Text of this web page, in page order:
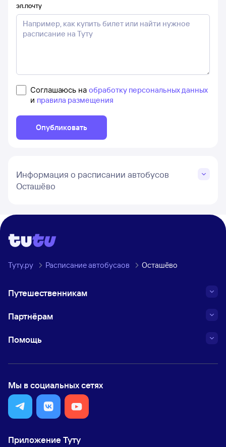
эл.почту
Соглашаюсь на обработку персональных данных
и правила размещения
Опубликовать
Информация о расписании автобусов
Осташёво
Туту.ру Расписание автобусаов Осташёво
Путешественникам
Партнёрам
Помощь
Мы в социальных сетях
Приложение Туту